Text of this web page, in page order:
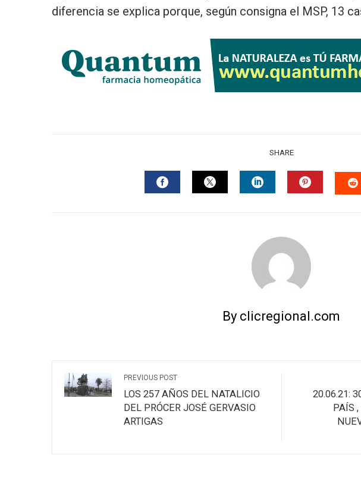
diferencia se explica porque, según consigna el MSP, 13
SHARE
By clicregional.com
PREVIOUS POST
LOS 257 AÑOS DEL NATALICIO
DEL PRÓCER JOSÉ GERVASIO
ARTIGAS
20.06.21:
PAÍS